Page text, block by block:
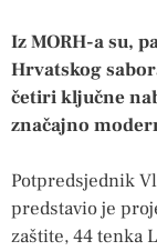
Iz MORH-a su,
Hrvatskog
četiri ključne
značajno
Potpredsjednik
predstavio je
zaštite, 44 tenka